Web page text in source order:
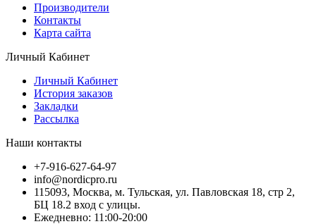
Производители
Контакты
Карта сайта
Личный Кабинет
Личный Кабинет
История заказов
Закладки
Рассылка
Наши контакты
+7-916-627-64-97
info@nordicpro.ru
115093, Москва, м. Тульская, ул. Павловская 18, стр 2,
БЦ 18.2 вход с улицы.
Ежедневно: 11:00-20:00